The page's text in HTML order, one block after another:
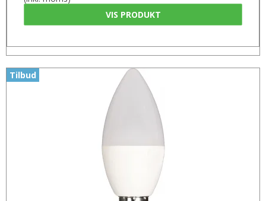
VIS PRODUKT
Tilbud